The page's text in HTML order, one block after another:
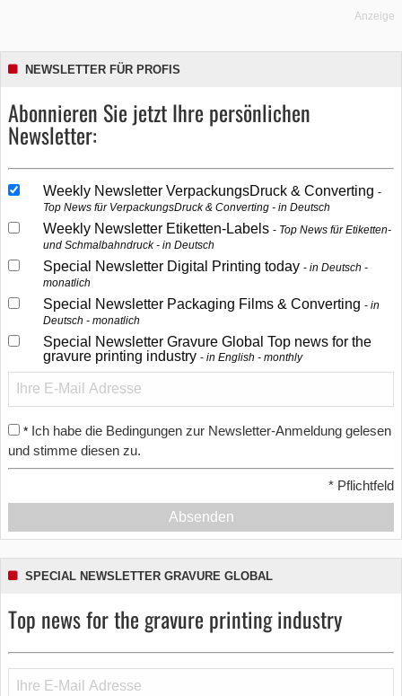
Anzeige
NEWSLETTER FÜR PROFIS
Abonnieren Sie jetzt Ihre persönlichen
Newsletter:
Weekly Newsletter VerpackungsDruck & Converting
Top News für VerpackungsDruck & Converting - in Deutsch
Weekly Newsletter Etiketten-Labels
Top News für Etiketten-
und Schmalbahndruck - in Deutsch
Special Newsletter Digital Printing today
in Deutsch -
monatlich
Special Newsletter Packaging Films & Converting
in
Deutsch - monatlich
Special Newsletter Gravure Global Top news for the
gravure printing industry
in English - monthly
* Ich habe die Bedingungen zur Newsletter-Anmeldung gelesen
und stimme diesen zu.
* Pflichtfeld
Absenden
SPECIAL NEWSLETTER GRAVURE GLOBAL
Top news for the gravure printing industry